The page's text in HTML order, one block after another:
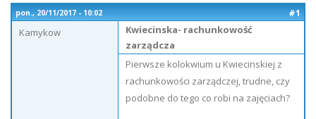
pon., 20/11/2017 - 10:02
#1
Kamykow
Kwiecinska- rachunkowość
zarządcza
Pierwsze kolokwium u Kwiecinskiej z
rachunkowości zarządczej, trudne, czy
podobne do tego co robi na zajęciach?